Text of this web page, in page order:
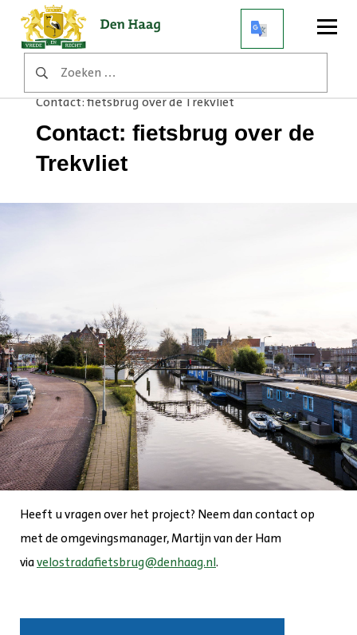
naar:
Open
Contact: fietsbrug over de
Trekvliet
Trekvlietplein: fietsbrug over de Trekvliet
Contact: fietsbrug over de Trekvliet
Heeft u vragen over het project? Neem dan contact op
met de omgevingsmanager, Martijn van der Ham
viavelostradafietsbrug@denhaag.nl.